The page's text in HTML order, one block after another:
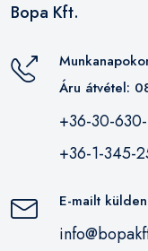
Bopa Kft.
Áru átvétel:
+36-30-
+36-1-345-
E-mailt